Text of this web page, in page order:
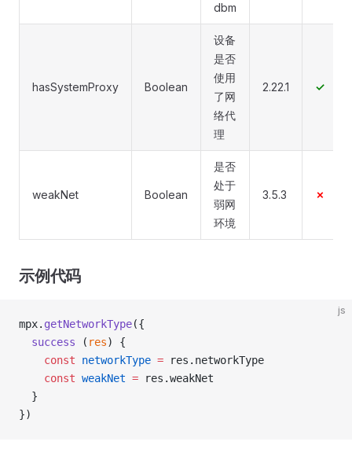
dbm
hasSystemProxy Boolean
设备
是否
使用
了网
络代
理
2.22.1 ✓
weakNet Boolean
是否
处于
弱网
环境
3.5.3 ✗
示例代码
js
mpx. getNetworkType({
  success
( res) {
    const
networkType = res.networkType
    const
weakNet = res.weakNet
  }
})